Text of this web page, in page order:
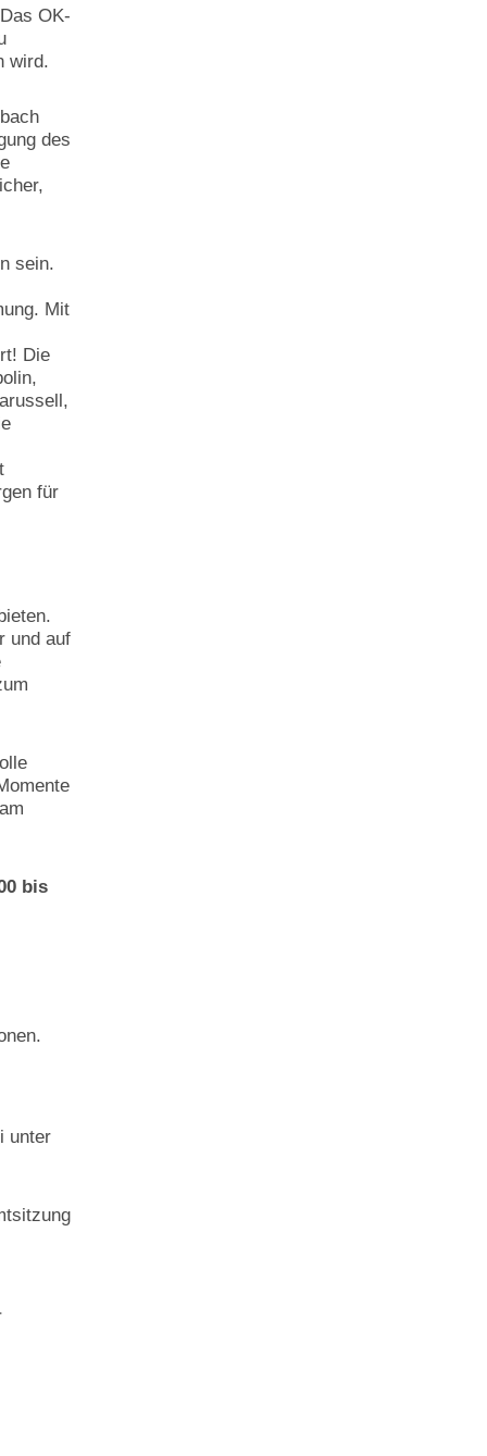
OK-
wird.
des
sein.
Mit
Die
für
und auf
bis
unter